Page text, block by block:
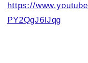
https://
PY2QgJ6lJqg